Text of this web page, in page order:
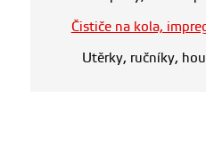
Čističe na kola,
Utěrky, ručníky,